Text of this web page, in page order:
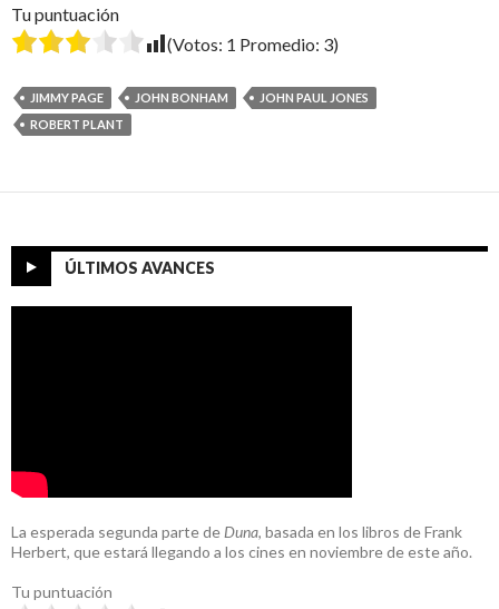
Tu puntuación
(Votos: 1 Promedio: 3)
JIMMY PAGE JOHN BONHAM
JOHN PAUL JONES
ROBERT PLANT
ÚLTIMOS AVANCES
La esperada segunda parte de Duna, basada en los libros de Frank
Herbert, que estará llegando a los cines en noviembre de este año.
Tu puntuación